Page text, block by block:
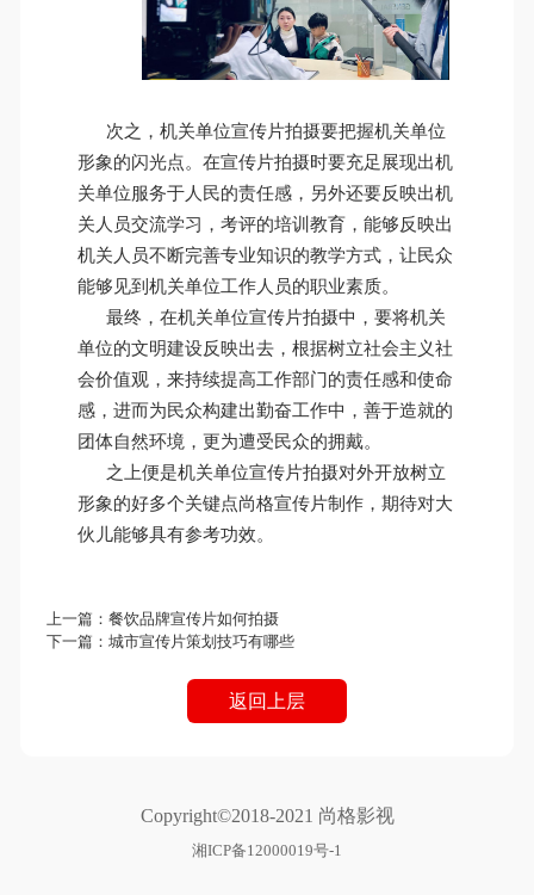
次之，机关单位宣传片拍摄要把握机关单位
形象的闪光点。在宣传片拍摄时要充足展现出机
关单位服务于人民的责任感，另外还要反映出机
关人员交流学习，考评的培训教育，能够反映出
机关人员不断完善专业知识的教学方式，让民众
能够见到机关单位工作人员的职业素质。
最终，在机关单位宣传片拍摄中，要将机关
单位的文明建设反映出去，根据树立社会主义社
会价值观，来持续提高工作部门的责任感和使命
感，进而为民众构建出勤奋工作中，善于造就的
团体自然环境，更为遭受民众的拥戴。
之上便是机关单位宣传片拍摄对外开放树立
形象的好多个关键点尚格宣传片制作，期待对大
伙儿能够具有参考功效。
上一篇：餐饮品牌宣传片如何拍摄
下一篇：城市宣传片策划技巧有哪些
返回上层
Copyright©2018-2021 尚格影视
湘ICP备12000019号-1